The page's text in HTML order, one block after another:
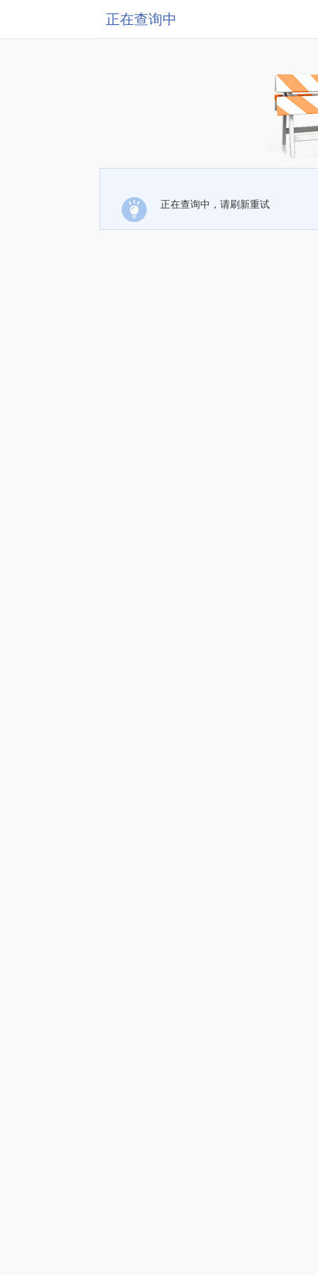
正在查询中
正在查询中，请刷新重试